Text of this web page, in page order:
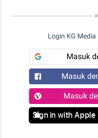
Login KG
Masuk
Masuk
Masuk
Sign in with Apple